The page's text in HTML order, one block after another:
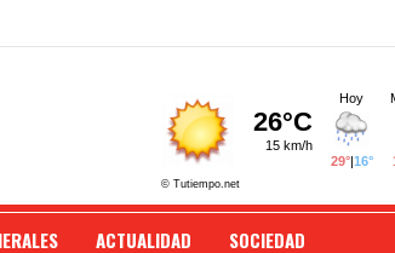
ACTUALIDAD SOCIEDAD